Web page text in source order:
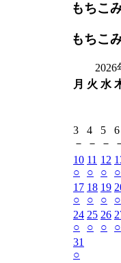
もちこ
もちこ
2026
月 火 水
3
－
4
－
5
－
6
10
○
11
○
12
○
○
17
○
18
○
19
○
○
24
○
25
○
26
○
○
31
○